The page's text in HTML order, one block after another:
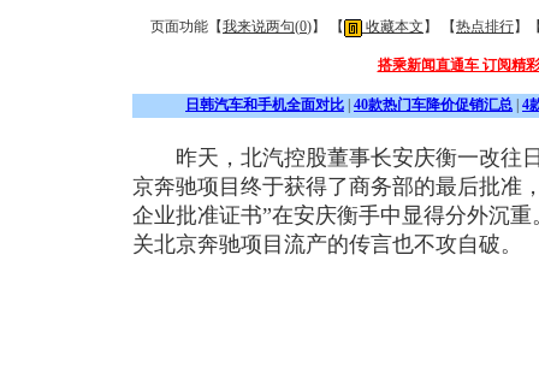
页面功能【我来说两句(0)】 【 收藏本文 】 【热点排行】
搭乘新闻直通车 订阅精
日韩汽车和手机全面对比 40款热门车降价促销汇总 4
昨天，北汽控股董事长安庆衡一改往
京奔驰项目终于获得了商务部的最后批准
企业批准证书”在安庆衡手中显得分外沉
关北京奔驰项目流产的传言也不攻自破。